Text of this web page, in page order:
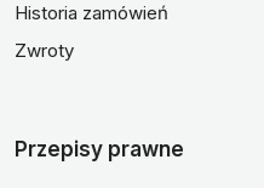
Historia zamówień
Zwroty
Przepisy prawne